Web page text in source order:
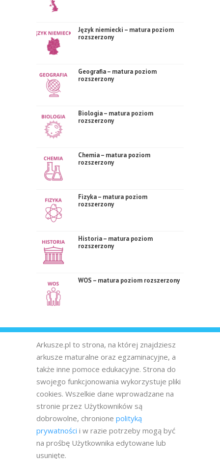
Język niemiecki – matura poziom
rozszerzony
Geografia – matura poziom
rozszerzony
Biologia – matura poziom
rozszerzony
Chemia – matura poziom
rozszerzony
Fizyka – matura poziom
rozszerzony
Historia – matura poziom
rozszerzony
WOS – matura poziom rozszerzony
Arkusze.pl to strona, na której znajdziesz
arkusze maturalne oraz egzaminacyjne, a
także inne pomoce edukacyjne. Strona do
swojego funkcjonowania wykorzystuje pliki
cookies. Wszelkie dane wprowadzane na
stronie przez Użytkowników są
dobrowolne, chronione polityką
prywatności i w razie potrzeby mogą być
na prośbę Użytkownika edytowane lub
usunięte.